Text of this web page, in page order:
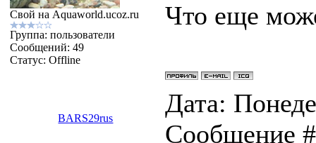
Свой на Aquaworld.ucoz.ru
Группа: пользователи
Сообщений: 49
Статус: Offline
Что еще
BARS29rus
Дата:
Сообщение